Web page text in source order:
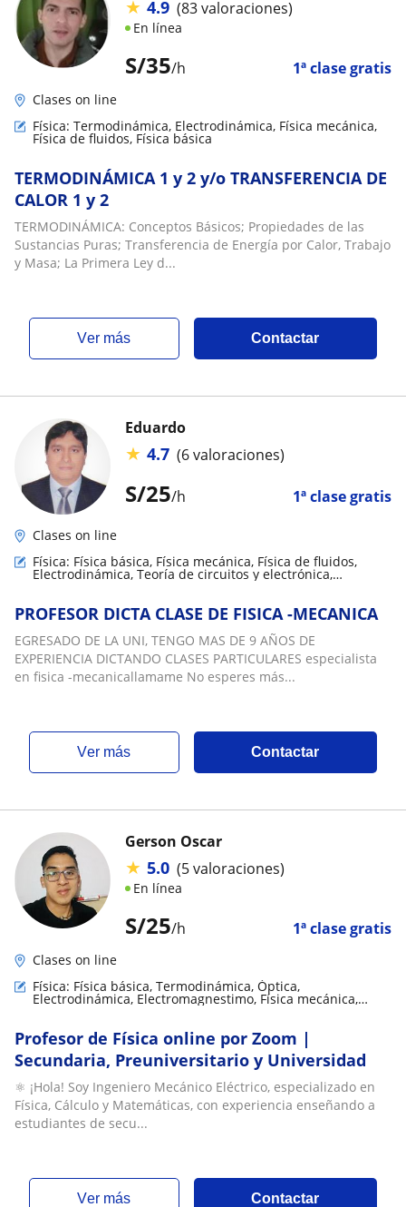
S/35/h 1ª clase gratis
★ 4.9 (83 valoraciones)
En línea
Clases on line
Física: Termodinámica, Electrodinámica, Física mecánica,
Física de fluidos, Física básica
TERMODINÁMICA 1 y 2 y/o TRANSFERENCIA DE
CALOR 1 y 2
TERMODINÁMICA: Conceptos Básicos; Propiedades de las
Sustancias Puras; Transferencia de Energía por Calor, Trabajo
y Masa; La Primera Ley d...
ver más Contactar
S/25/h 1ª clase gratis
Eduardo
★ 4.7 (6 valoraciones)
Clases on line
Física: Física básica, Física mecánica, Física de fluidos,
Electrodinámica, Teoría de circuitos y electrónica,
PROFESOR DICTA CLASE DE FISICA -MECANICA
EGRESADO DE LA UNI, TENGO MAS DE 9 AÑOS DE
EXPERIENCIA DICTANDO CLASES PARTICULARES especialista
en fisica -mecanicallamame No esperes más...
ver más Contactar
S/25/h 1ª clase gratis
Gerson Oscar
★ 5.0 (5 valoraciones)
En línea
Clases on line
Física: Física básica, Termodinámica, Óptica,
Electrodinámica, Electromagnestimo, Física mecánica,
Profesor de Física online por Zoom |
Secundaria, Preuniversitario y Universidad
⚛️ ¡Hola! Soy Ingeniero Mecánico Eléctrico, especializado en
Física, Cálculo y Matemáticas, con experiencia enseñando a
estudiantes de secu...
ver más Contactar